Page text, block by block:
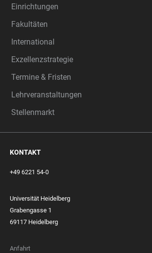
Einrichtungen
Fakultäten
International
Exzellenzstrategie
Termine & Fristen
Lehrveranstaltungen
Stellenmarkt
KONTAKT
+49 6221 54-0
Universität Heidelberg
Grabengasse 1
69117 Heidelberg
Anfahrt